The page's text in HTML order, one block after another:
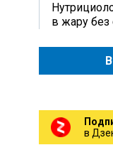
в жару без
в